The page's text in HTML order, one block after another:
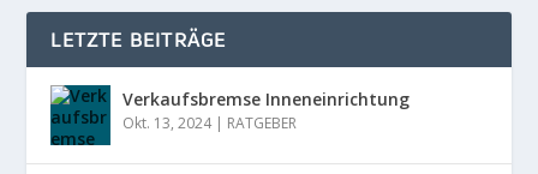
LETZTE BEITRÄGE
Verkaufsbremse Inneneinrichtung
Okt. 13, 2024| RATGEBER